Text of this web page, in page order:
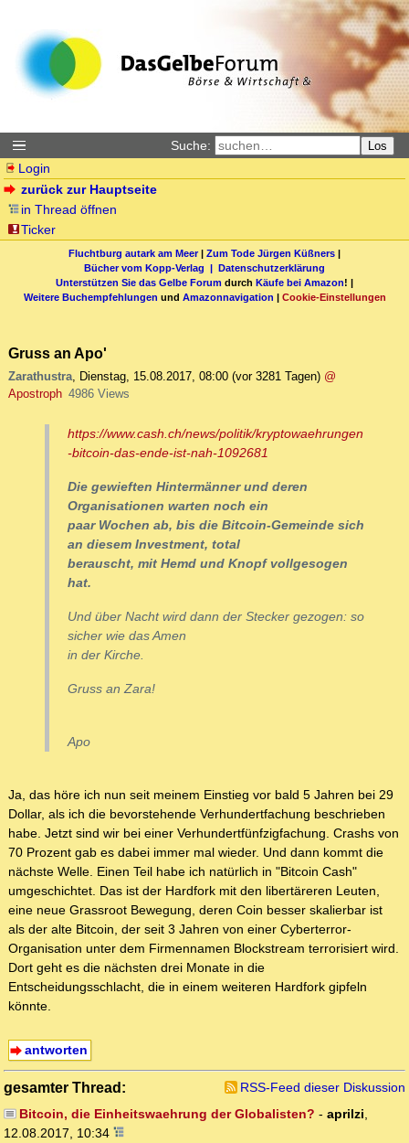
Suche: Los
Login
zurück zur Hauptseite
in Thread öffnen
Ticker
Fluchtburg autark am Meer| Zum Tode Jürgen Küßners |
Bücher vom Kopp-Verlag | Datenschutzerklärung
Unterstützen Sie das Gelbe Forum durch Käufe bei Amazon! |
Weitere Buchempfehlungen und Amazonnavigation | Cookie-Einstellungen
Gruss an Apo'
Zarathustra, Dienstag, 15.08.2017, 08:00 (vor 3281 Tagen) @
Apostroph 4986 Views
https://www.cash.ch/news/politik/kryptowaehrungen
-bitcoin-das-ende-ist-nah-1092681
Die gewieften Hintermänner und deren
Organisationen warten noch ein
paar Wochen ab, bis die Bitcoin-Gemeinde sich
an diesem Investment, total
berauscht, mit Hemd und Knopf vollgesogen
hat.
Und über Nacht wird dann der Stecker gezogen: so
sicher wie das Amen
in der Kirche.
Gruss an Zara!
Apo
Ja, das höre ich nun seit meinem Einstieg vor bald 5 Jahren bei 29
Dollar, als ich die bevorstehende Verhundertfachung beschrieben
habe. Jetzt sind wir bei einer Verhundertfünfzigfachung. Crashs von
70 Prozent gab es dabei immer mal wieder. Und dann kommt die
nächste Welle. Einen Teil habe ich natürlich in "Bitcoin Cash"
umgeschichtet. Das ist der Hardfork mit den libertäreren Leuten,
eine neue Grassroot Bewegung, deren Coin besser skalierbar ist
als der alte Bitcoin, der seit 3 Jahren von einer Cyberterror-
Organisation unter dem Firmennamen Blockstream terrorisiert wird.
Dort geht es die nächsten drei Monate in die
Entscheidungsschlacht, die in einem weiteren Hardfork gipfeln
könnte.
antworten
gesamter Thread:
RSS-Feed dieser Diskussion
Bitcoin, die Einheitswaehrung der Globalisten? - aprilzi,
12.08.2017, 10:34